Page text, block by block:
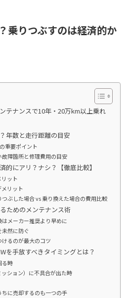
乗りつぶすのは経済的か
テナンスで10年・20万km以上乗れ
年数と走行距離の目安
重要ポイント
故障箇所と修理費用の目安
的にアリ？ナシ？【徹底比較】
ット
リット
つぶした場合 vs 乗り換えた場合の費用比較
ためのメンテナンス術
メーカー推奨より早めに
未然に防ぐ
るのが最大のコツ
を手放すべきタイミングとは？
る時
ション）に不具合が出た時
に売却するのも一つの手